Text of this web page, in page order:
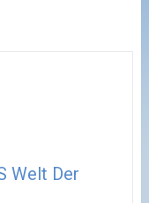
Welt Der